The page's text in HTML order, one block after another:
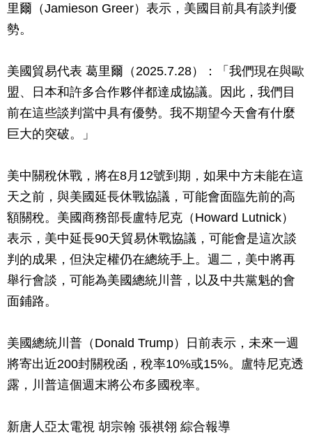
里爾（Jamieson Greer）表示，美國目前具有談判優
勢。
美國貿易代表 葛里爾（2025.7.28）：「我們現在與歐
盟、日本和許多合作夥伴都達成協議。因此，我們目
前在這些談判當中具有優勢。我不期望今天會有什麼
巨大的突破。」
美中關稅休戰，將在8月12號到期，如果中方未能在這
天之前，與美國延長休戰協議，可能會面臨先前的高
額關稅。美國商務部長盧特尼克（Howard Lutnick）
表示，美中延長90天貿易休戰協議，可能會是這次談
判的成果，但決定權仍在總統手上。週二，美中將再
舉行會談，可能為美國總統川普，以及中共黨魁的會
面鋪路。
美國總統川普（Donald Trump）日前表示，未來一週
將寄出近200封關稅函，稅率10%或15%。盧特尼克透
露，川普這個週末將公布多國稅率。
新唐人亞太電視 胡宗翰 張祺翎 綜合報導